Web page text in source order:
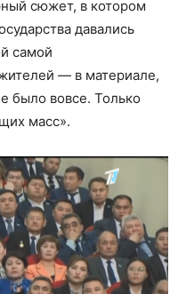
сюжет, в котором
давались
самой
— в материале,
было вовсе. Только
масс».